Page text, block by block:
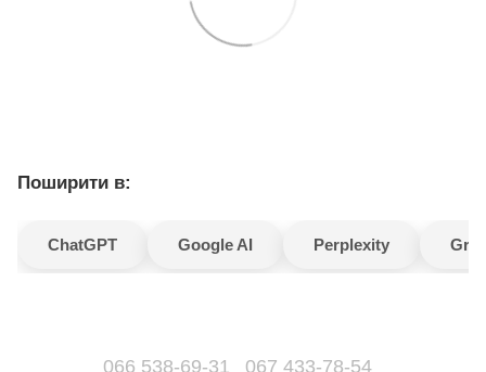
Поширити в:
ChatGPT Google AI Perplexity
066 538-69-31 067 433-78-54